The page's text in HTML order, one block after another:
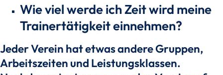
Wie viel werde ich Zeit wird meine
Trainertätigkeit einnehmen?
Jeder Verein hat etwas andere Gruppen,
Arbeitszeiten und Leistungsklassen.